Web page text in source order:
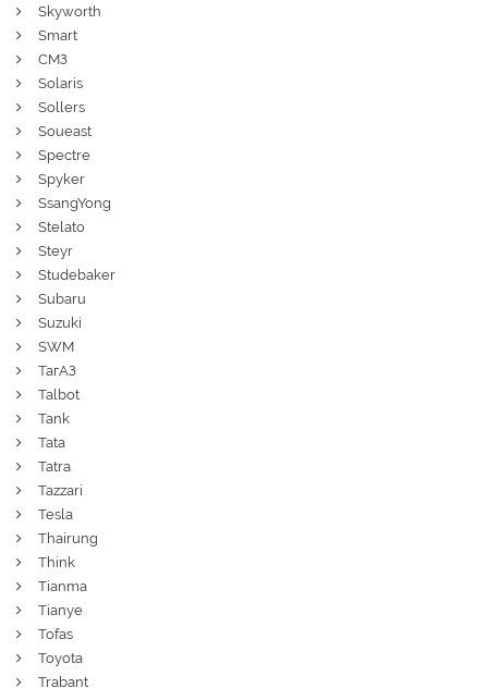
Skyworth
Smart
СМЗ
Solaris
Sollers
Soueast
Spectre
Spyker
SsangYong
Stelato
Steyr
Studebaker
Subaru
Suzuki
SWM
ТагАЗ
Talbot
Tank
Tata
Tatra
Tazzari
Tesla
Thairung
Think
Tianma
Tianye
Tofas
Toyota
Trabant